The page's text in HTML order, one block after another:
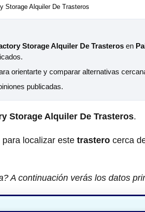
Storage Alquiler De Trasteros
Storage Alquiler De Trasteros en
orientarte y comparar alternativas
publicadas.
Storage Alquiler De Trasteros.
localizar este trastero cerca
A continuación verás los datos